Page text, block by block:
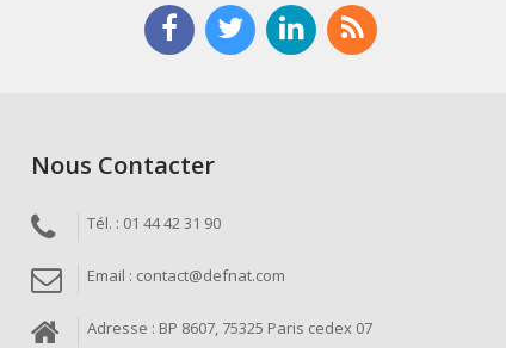
Nous Contacter
Tél. : 01 44 42 31 90
Email : contact@defnat.com
Adresse : BP 8607, 75325 Paris cedex 07